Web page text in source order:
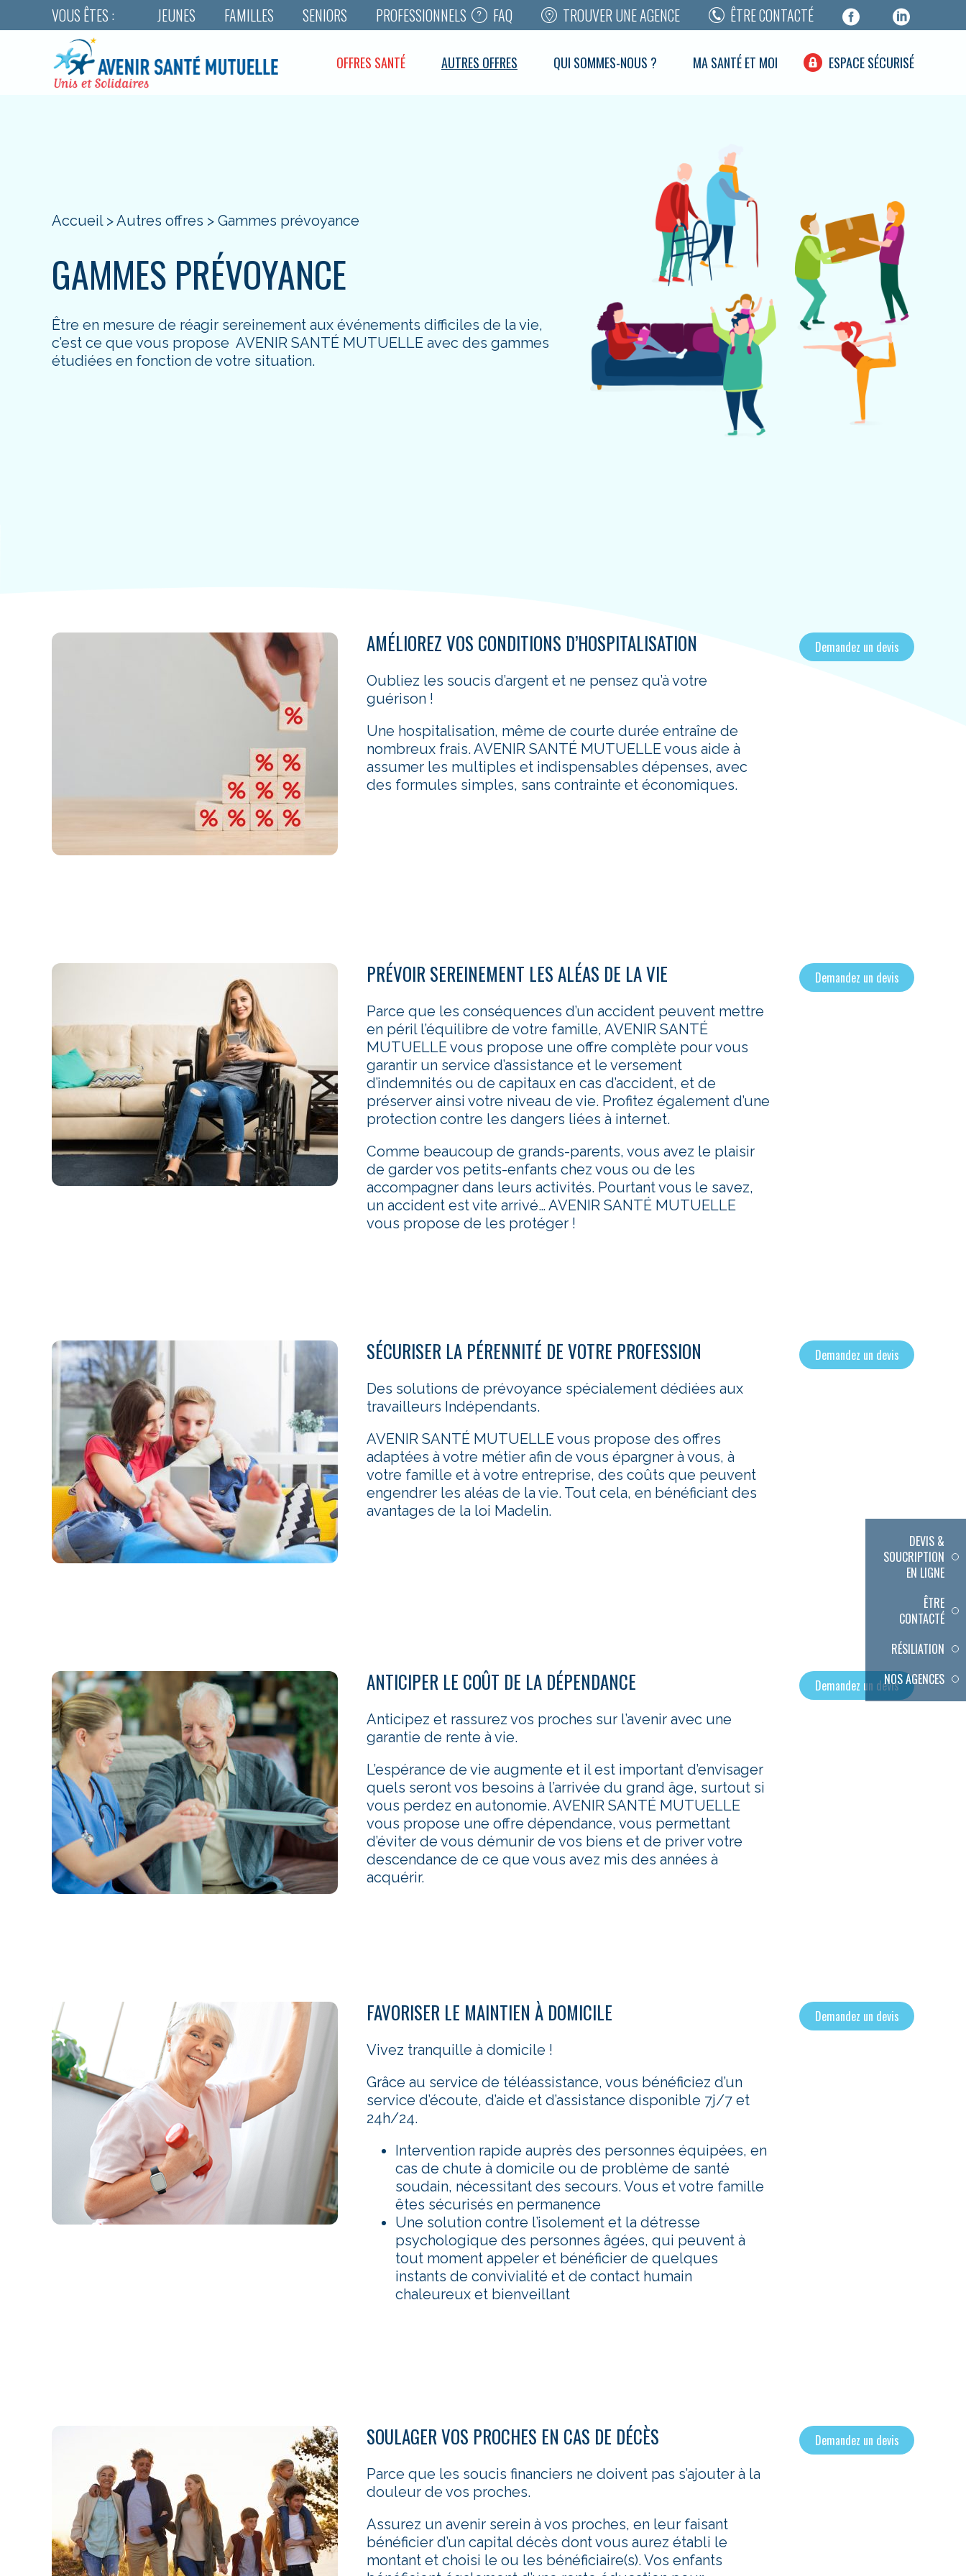
OFFRES SANTÉ AUTRES OFFRES QUI SOMMES-NOUS ? MA SANTÉ ET MOI ESPACE SÉCURISÉ
VOUS ÊTES : JEUNES FAMILLES SENIORS PROFESSIONNELS FAQ TROUVER UNE AGENCE ÊTRE CONTACTÉ
DEVIS &
SOUCRIPTION
EN LIGNE
ÊTRE
CONTACTÉ
RÉSILIATION
NOS AGENCES
Accueil>Autres offres > Gammes prévoyance
GAMMES PRÉVOYANCE
Être en mesure de réagir sereinement aux événements difficiles de la vie,
c’est ce que vous propose AVENIR SANTÉ MUTUELLE avec des gammes
étudiées en fonction de votre situation.
AMÉLIOREZ VOS CONDITIONS D’HOSPITALISATION
Oubliez les soucis d’argent et ne pensez qu’à votre
guérison !
Une hospitalisation, même de courte durée entraîne de
nombreux frais. AVENIR SANTÉ MUTUELLE vous aide à
assumer les multiples et indispensables dépenses, avec
des formules simples, sans contrainte et économiques.
Demandez un devis
PRÉVOIR SEREINEMENT LES ALÉAS DE LA VIE
Parce que les conséquences d’un accident peuvent mettre
en péril l’équilibre de votre famille, AVENIR SANTÉ
MUTUELLE vous propose une offre complète pour vous
garantir un service d’assistance et le versement
d’indemnités ou de capitaux en cas d’accident, et de
préserver ainsi votre niveau de vie. Profitez également d’une
protection contre les dangers liées à internet.
Comme beaucoup de grands-parents, vous avez le plaisir
de garder vos petits-enfants chez vous ou de les
accompagner dans leurs activités. Pourtant vous le savez,
un accident est vite arrivé… AVENIR SANTÉ MUTUELLE
vous propose de les protéger !
Demandez un devis
SÉCURISER LA PÉRENNITÉ DE VOTRE PROFESSION
Des solutions de prévoyance spécialement dédiées aux
travailleurs Indépendants.
AVENIR SANTÉ MUTUELLE vous propose des offres
adaptées à votre métier afin de vous épargner à vous, à
votre famille et à votre entreprise, des coûts que peuvent
engendrer les aléas de la vie. Tout cela, en bénéficiant des
avantages de la loi Madelin.
Demandez un devis
ANTICIPER LE COÛT DE LA DÉPENDANCE
Anticipez et rassurez vos proches sur l’avenir avec une
garantie de rente à vie.
L’espérance de vie augmente et il est important d’envisager
quels seront vos besoins à l’arrivée du grand âge, surtout si
vous perdez en autonomie. AVENIR SANTÉ MUTUELLE
vous propose une offre dépendance, vous permettant
d’éviter de vous démunir de vos biens et de priver votre
descendance de ce que vous avez mis des années à
acquérir.
Demandez un devis
FAVORISER LE MAINTIEN À DOMICILE
Vivez tranquille à domicile !
Grâce au service de téléassistance, vous bénéficiez d’un
service d’écoute, d’aide et d’assistance disponible 7j/7 et
24h/24.
Intervention rapide auprès des personnes équipées, en
cas de chute à domicile ou de problème de santé
soudain, nécessitant des secours. Vous et votre famille
êtes sécurisés en permanence
Une solution contre l’isolement et la détresse
psychologique des personnes âgées, qui peuvent à
tout moment appeler et bénéficier de quelques
instants de convivialité et de contact humain
chaleureux et bienveillant
Demandez un devis
SOULAGER VOS PROCHES EN CAS DE DÉCÈS
Parce que les soucis financiers ne doivent pas s’ajouter à la
douleur de vos proches.
Assurez un avenir serein à vos proches, en leur faisant
bénéficier d’un capital décès dont vous aurez établi le
montant et choisi le ou les bénéficiaire(s). Vos enfants
Demandez un devis